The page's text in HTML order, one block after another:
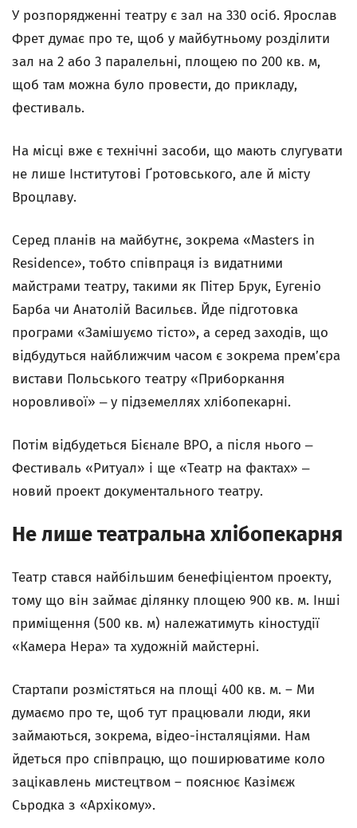
У розпорядженні театру є зал на 330 осіб. Ярослав
Фрет думає про те, щоб у майбутньому розділити
зал на 2 або 3 паралельні, площею по 200 кв. м,
щоб там можна було провести, до прикладу,
фестиваль.
На місці вже є технічні засоби, що мають слугувати
не лише Інститутові Ґротовського, але й місту
Вроцлаву.
Серед планів на майбутнє, зокрема «Masters in
Residence», тобто співпраця із видатними
майстрами театру, такими як Пітер Брук, Еугеніо
Барба чи Анатолій Васильєв. Йде підготовка
програми «Замішуємо тісто», а серед заходів, що
відбудуться найближчим часом є зокрема прем’єра
вистави Польського театру «Приборкання
норовливої» ‒ у підземеллях хлібопекарні.
Потім відбудеться Бієнале ВРО, а після нього ‒
Фестиваль «Ритуал» і ще «Театр на фактах» ‒
новий проект документального театру.
Не лише театральна хлібопекарня
Театр стався найбільшим бенефіціентом проекту,
тому що він займає ділянку площею 900 кв. м. Інші
приміщення (500 кв. м) належатимуть кіностудії
«Камера Нера» та художній майстерні.
Стартапи розмістяться на площі 400 кв. м. – Ми
думаємо про те, щоб тут працювали люди, яки
займаються, зокрема, відео-інсталяціями. Нам
йдеться про співпрацю, що поширюватиме коло
зацікавлень мистецтвом – пояснює Казімєж
Сьродка з «Архікому».